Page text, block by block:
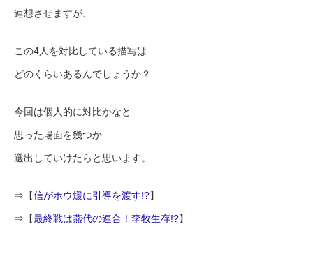
連想させますが、
この4人を対比している描写は
どのくらいあるんでしょうか？
今回は個人的に対比かなと
思った場面を幾つか
選出していけたらと思います。
⇒【信がホウ煖に引導を渡す!?】
⇒【最終戦は燕代の連合！李牧生存!?】